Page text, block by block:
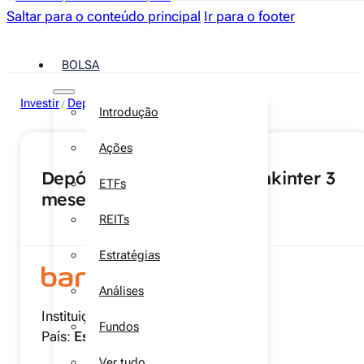
Saltar para o conteúdo principal Ir para o footer
BOLSA
Introdução
Ações
ETFs
REITs
Estratégias
Análises
Fundos
Investir / Depósitos a prazo
Depósito Mais Relação Bankinter 3
meses
Instituição:
País: Espanha